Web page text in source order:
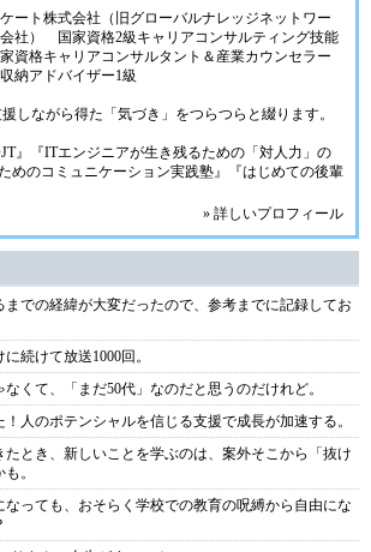
ケート株式会社（旧グローバルナレッジネットワー
社）
国家資格2級キャリアコンサルティング技能
資格キャリアコンサルタント＆産業カウンセラー
納アドバイザー1級
しながら得た「気づき」をつらつらと綴ります。
』『ITエンジニアが生き残るための「対人力」の
めのコミュニケーション実践塾』『はじめての後輩
» 詳しいプロフィール
での経緯が大変だったので、参考までに記録してお
続けて放送1000回。
なくて、「まだ50代」なのだと思うのだけれど。
人のポテンシャルを信じる支援で成長が加速する。
たとき、新しいことを学ぶのは、案外そこから「抜け
。
っても、おそらく学校での教育の呪縛から自由にな